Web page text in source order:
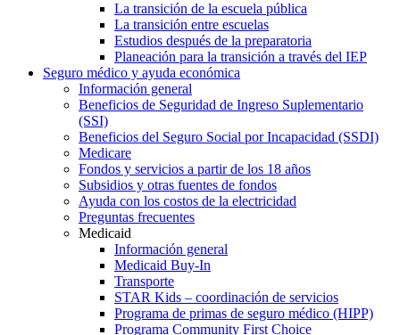
La transición de la escuela pública
La transición entre escuelas
Estudios después de la preparatoria
Planeación para la transición a través del IEP
Seguro médico y ayuda económica
Información general
Beneficios de Seguridad de Ingreso Suplementario
(SSI)
Beneficios del Seguro Social por Incapacidad (SSDI)
Medicare
Fondos y servicios a partir de los 18 años
Subsidios y otras fuentes de fondos
Ayuda con los costos de la electricidad
Preguntas frecuentes
Medicaid
Información general
Medicaid Buy-In
Transporte
STAR Kids – coordinación de servicios
Programa de primas de seguro médico (HIPP)
Programa Community First Choice